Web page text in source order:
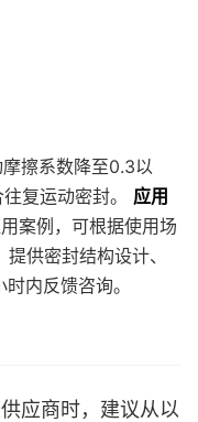
擦系数降至0.3以
复运动密封。 应用
案例，可根据使用场
提供密封结构设计、
内反馈咨询。
应商时，建议从以